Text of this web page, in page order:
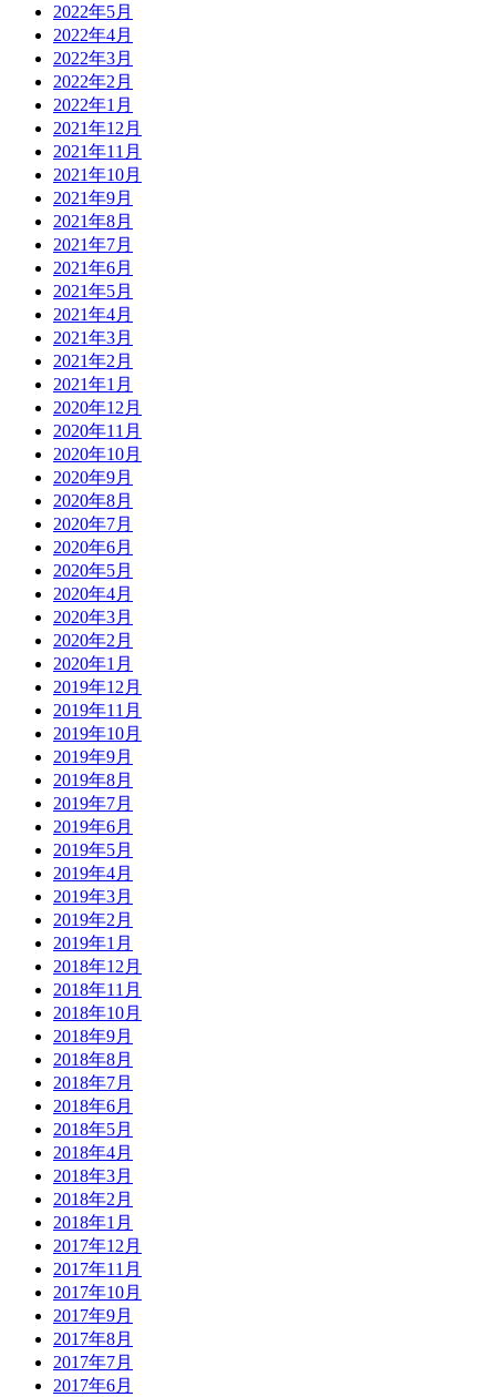
2022年5月
2022年4月
2022年3月
2022年2月
2022年1月
2021年12月
2021年11月
2021年10月
2021年9月
2021年8月
2021年7月
2021年6月
2021年5月
2021年4月
2021年3月
2021年2月
2021年1月
2020年12月
2020年11月
2020年10月
2020年9月
2020年8月
2020年7月
2020年6月
2020年5月
2020年4月
2020年3月
2020年2月
2020年1月
2019年12月
2019年11月
2019年10月
2019年9月
2019年8月
2019年7月
2019年6月
2019年5月
2019年4月
2019年3月
2019年2月
2019年1月
2018年12月
2018年11月
2018年10月
2018年9月
2018年8月
2018年7月
2018年6月
2018年5月
2018年4月
2018年3月
2018年2月
2018年1月
2017年12月
2017年11月
2017年10月
2017年9月
2017年8月
2017年7月
2017年6月